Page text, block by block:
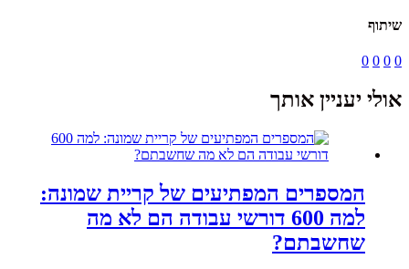
שיתוף
0
0
0
0
אולי יעניין אותך
המספרים המפתיעים של קריית שמונה:
למה 600 דורשי עבודה הם לא מה
שחשבתם?